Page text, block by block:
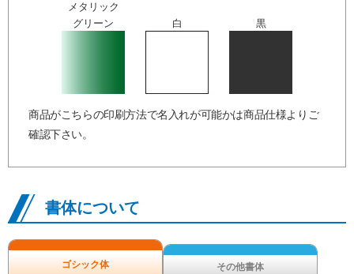
メタリック
グリーン
白 黒
商品がこちらの印刷方法で名入れが可能かは商品仕様よりご
確認下さい。
書体について
ゴシック体 その他書体